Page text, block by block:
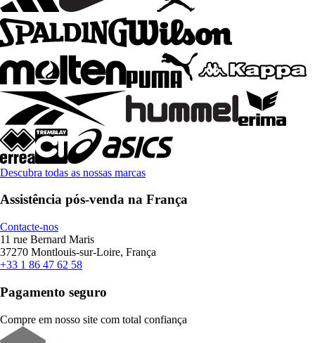
Descubra todas as nossas marcas
Assistência pós-venda na França
Contacte-nos
11 rue Bernard Maris
37270 Montlouis-sur-Loire, França
+33 1 86 47 62 58
Pagamento seguro
Compre em nosso site com total confiança